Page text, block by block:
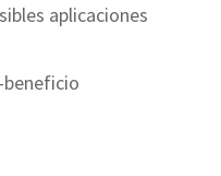
aplicaciones